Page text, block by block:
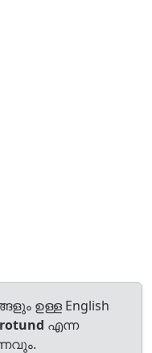
ഉള്ള English
എന്ന